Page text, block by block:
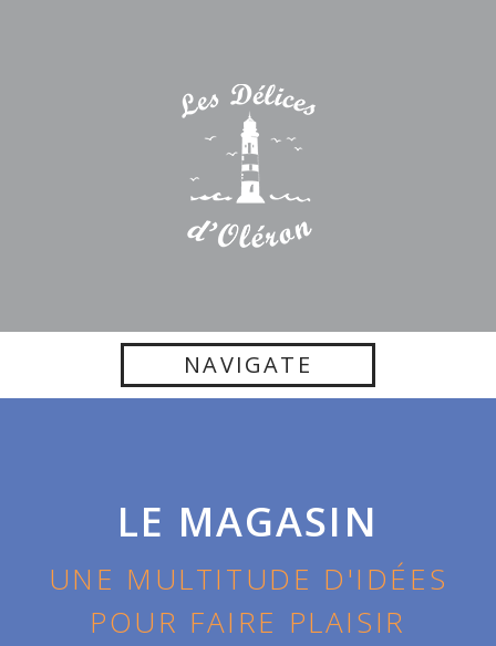
NAVIGATE
LE MAGASIN
UNE MULTITUDE D'IDÉES
POUR FAIRE PLAISIR